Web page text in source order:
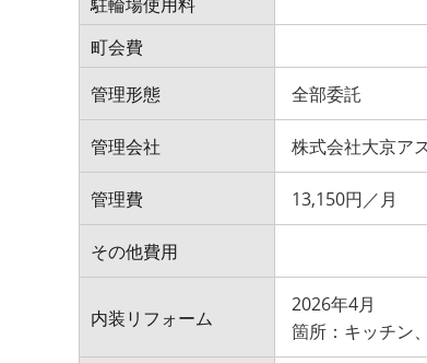
町会費
管理形態
全部委託
管理会社 株式会社大京ア
管理費 13,150円／月
その他費用
内装リフォーム
2026年4月
箇所：キッチン